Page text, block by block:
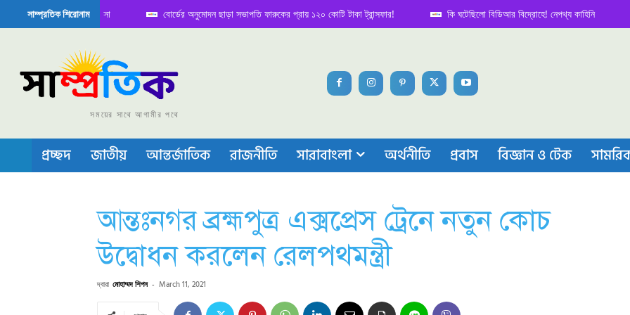
সাম্প্রতিক শিরোনাম বোর্ডের অনুমোদন ছাড়া সভাপতি ফারুকের প্রায় ১২০ কোটি টাকা ট্রান্সফার! কি ঘটেছিলো বিডিআর বিদ্রোহে! নেপথ্য কাহিনি
সময়ের সাথে আগামীর পথে
প্রচ্ছদ জাতীয় আন্তর্জাতিক রাজনীতি সারাবাংলা অর্থনীতি প্রবাস বিজ্ঞান ও টেক
আন্তঃনগর ব্রহ্মপুত্র এক্সপ্রেস ট্রেনে নতুন কোচ
উদ্বোধন করলেন রেলপথমন্ত্রী
দ্বারা মোহাম্মদ শিপন - March 11, 2021